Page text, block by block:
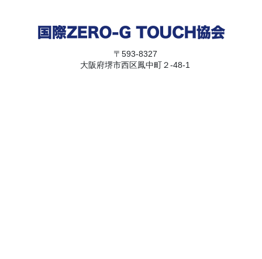
〒593-8327
大阪府堺市西区鳳中町２-48-1